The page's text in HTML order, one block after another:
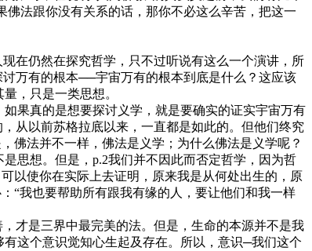
法跟你没有关系的话，那你不必这么辛苦，把这一
在仍然在探究哲学，只不过听说有这么一个演讲，所
万有的根本──宇宙万有的根本到底是什么？这应该
，只是一类思想。
果真的是想要探讨义学，就是要确实的证实宇宙万有
从以前苏格拉底以来，一直都是如此的。但他们终究
佛法并不一样，佛法是义学；为什么佛法是义学呢？
思想。但是，p.2我们并不因此而否定哲学，因为哲
以使你在实际上去证明，原来我是从何处出生的，原
“我也要帮助所有跟我有缘的人，要让他们和我一样
才是三界中最完美的法。但是，生命的本源并不是我
这个意识觉知心生起及存在。所以，意识─我们这个